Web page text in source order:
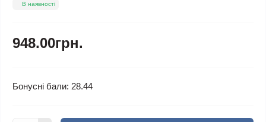
В наявності
948.00грн.
Бонусні бали: 28.44